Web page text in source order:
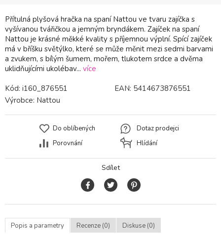
Přítulná plyšová hračka na spaní Nattou ve tvaru zajíčka s
vyšívanou tvářičkou a jemným bryndákem. Zajíček na spaní
Nattou je krásné měkké kvality s příjemnou výplní. Spící zajíček
má v bříšku světýlko, které se může měnit mezi sedmi barvami
a zvukem, s bílým šumem, mořem, tlukotem srdce a dvěma
uklidňujícími ukolébav... více
Kód: i160_876551 EAN: 5414673876551
Výrobce: Nattou
Do oblíbených
Porovnání
Dotaz prodejci
Hlídání
Sdílet
Popis a parametry Recenze (0) Diskuse (0)